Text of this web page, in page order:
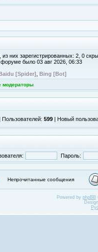
, из них зарегистрированных: 2, 0
было 03 авг 2026, 06:33
[Spider] Bing [Bot]
модераторы
| Пользователей: 599 | Новый
Пароль:
Непрочитанные сообщения
Powered by phpBB